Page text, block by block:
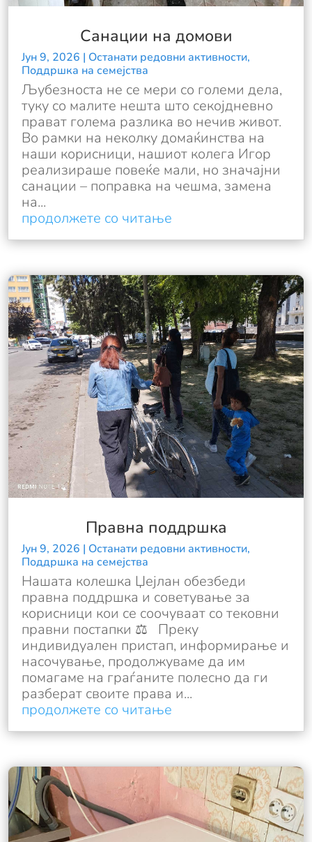
Санации на домови
Јун 9, 2026 | Останати редовни активности,
Поддршка на семејства
Љубезноста не се мери со големи дела,
туку со малите нешта што секојдневно
прават голема разлика во нечив живот.
Во рамки на неколку домаќинства на
наши корисници, нашиот колега Игор
реализираше повеќе мали, но значајни
санации – поправка на чешма, замена
на...
продолжете со читање
Правна поддршка
Јун 9, 2026 | Останати редовни активности,
Поддршка на семејства
Нашата колешка Џејлан обезбеди
правна поддршка и советување за
корисници кои се соочуваат со тековни
правни постапки ⚖️ Преку
индивидуален пристап, информирање и
насочување, продолжуваме да им
помагаме на граѓаните полесно да ги
разберат своите права и...
продолжете со читање